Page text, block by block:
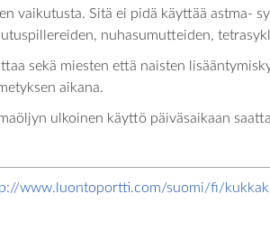
vaikutusta. Sitä ei pidä käyttää astma-
nuhasumutteiden,
sekä miesten että naisten
aikana.
ulkoinen käyttö päiväsaikaan
www.luontoportti.com/suomi/fi/